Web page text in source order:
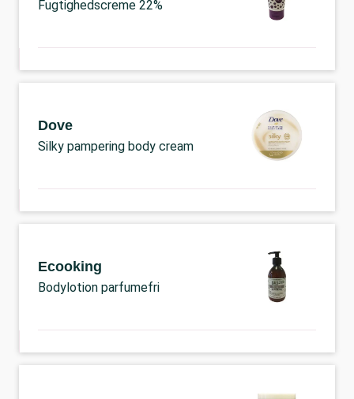
Fugtighedscreme 22%
Dove
Silky pampering body cream
Ecooking
Bodylotion parfumefri